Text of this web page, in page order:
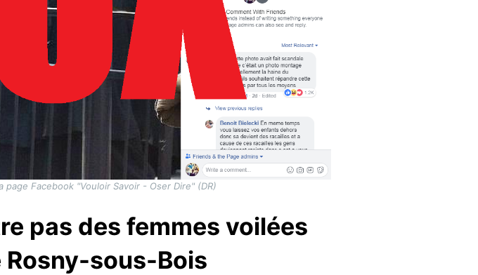
Facebook "Vouloir Savoir - Oser Dire" (DR)
pas des femmes voilées
Rosny-sous-Bois